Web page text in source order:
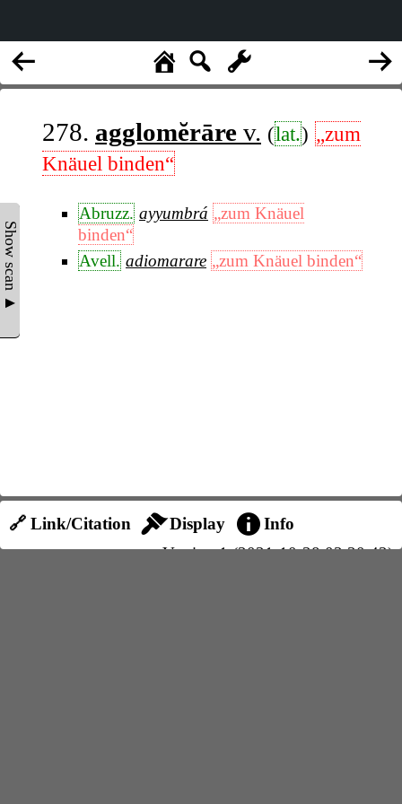
Show scan ▲
278. agglomĕrāre v. (lat.) „zum
Knäuel binden“
Abruzz. ayyumbrá „zum Knäuel
binden“
Avell. adiomarare „zum Knäuel binden“
🔗 Link/Citation Display
Info
Version 1 (2021-10-28 03:30:42)